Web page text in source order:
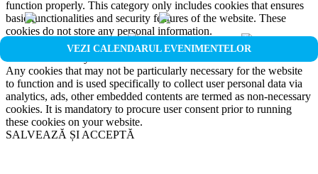
VEZI CALENDARUL EVENIMENTELOR
function properly. This category only includes cookies that ensures
basic functionalities and security features of the website. These
cookies do not store any personal information.
Non-necessary
Any cookies that may not be particularly necessary for the website
to function and is used specifically to collect user personal data via
analytics, ads, other embedded contents are termed as non-necessary
cookies. It is mandatory to procure user consent prior to running
these cookies on your website.
SALVEAZĂ ȘI ACCEPTĂ